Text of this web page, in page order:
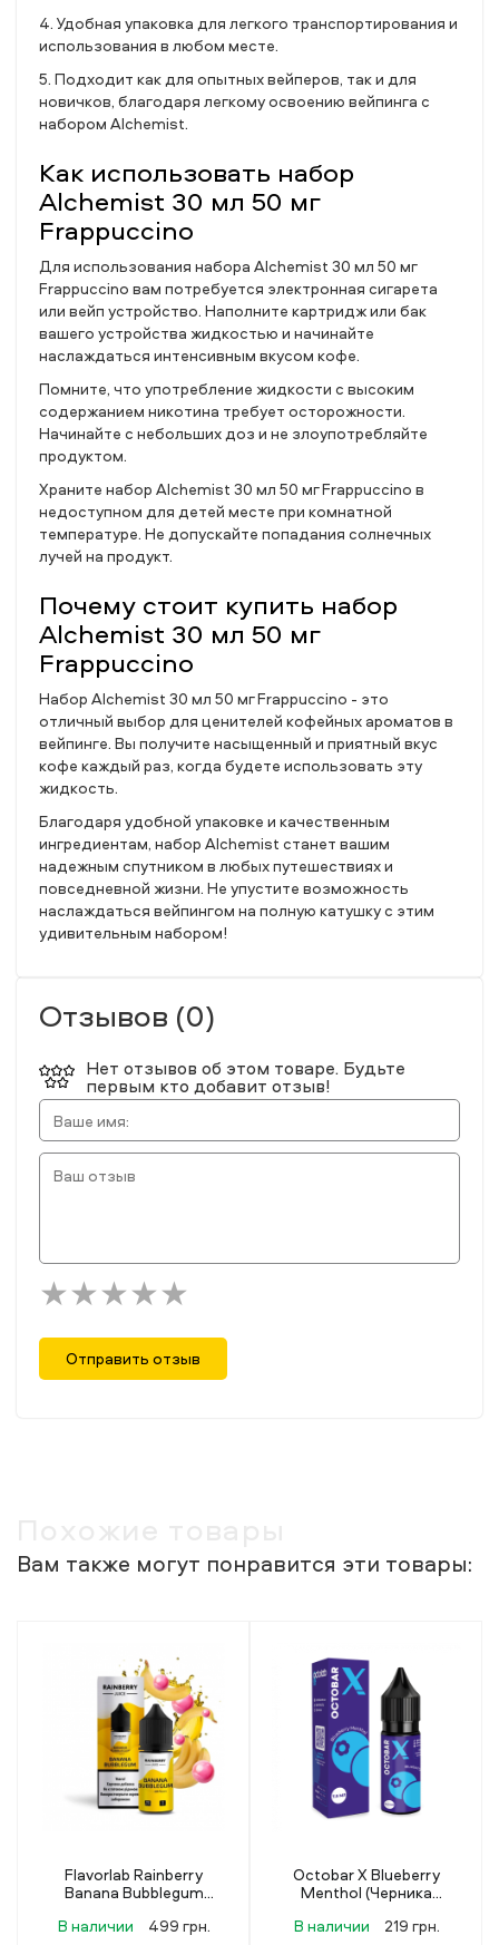
4. Удобная упаковка для легкого транспортирования и
использования в любом месте.
5. Подходит как для опытных вейперов, так и для
новичков, благодаря легкому освоению вейпинга с
набором Alchemist.
Как использовать набор
Alchemist 30 мл 50 мг
Frappuccino
Для использования набора Alchemist 30 мл 50 мг
Frappuccino вам потребуется электронная сигарета
или вейп устройство. Наполните картридж или бак
вашего устройства жидкостью и начинайте
наслаждаться интенсивным вкусом кофе.
Помните, что употребление жидкости с высоким
содержанием никотина требует осторожности.
Начинайте с небольших доз и не злоупотребляйте
продуктом.
Храните набор Alchemist 30 мл 50 мг Frappuccino в
недоступном для детей месте при комнатной
температуре. Не допускайте попадания солнечных
лучей на продукт.
Почему стоит купить набор
Alchemist 30 мл 50 мг
Frappuccino
Набор Alchemist 30 мл 50 мг Frappuccino - это
отличный выбор для ценителей кофейных ароматов в
вейпинге. Вы получите насыщенный и приятный вкус
кофе каждый раз, когда будете использовать эту
жидкость.
Благодаря удобной упаковке и качественным
ингредиентам, набор Alchemist станет вашим
надежным спутником в любых путешествиях и
повседневной жизни. Не упустите возможность
наслаждаться вейпингом на полную катушку с этим
удивительным набором!
Отзывов (0)
Нет отзывов об этом товаре. Будьте
первым кто добавит отзыв!
Отправить отзыв
Вам также могут понравится эти товары:
Octobar X Blueberry
Menthol (Черника
В наличии 219 грн.
Lucky 30 мл 50 мг
лемонад
В наличии 349